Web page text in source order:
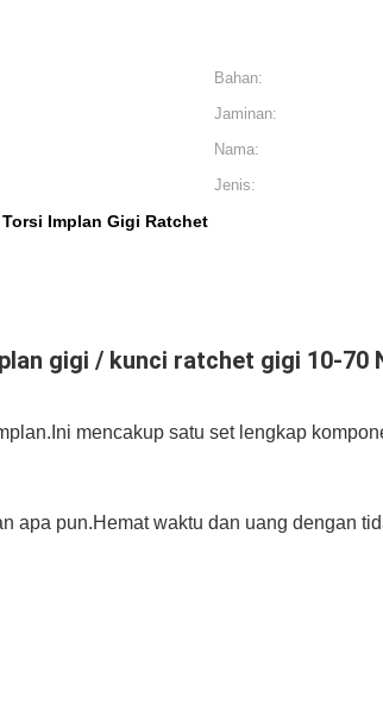
Bahan:
Jaminan:
Nama:
Jenis:
Implan Gigi Ratchet
gigi / kunci ratchet gigi 10-70
mencakup satu set lengkap
apa pun.Hemat waktu dan uang dengan